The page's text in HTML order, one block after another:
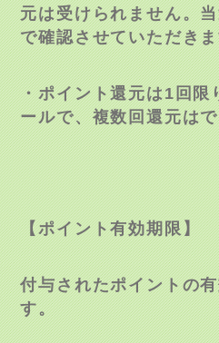
元は受けられません。
で確認させていただき
・ポイント還元は1回限
ールで、複数回還元は
【ポイント有効期限】
付与されたポイントの
す。